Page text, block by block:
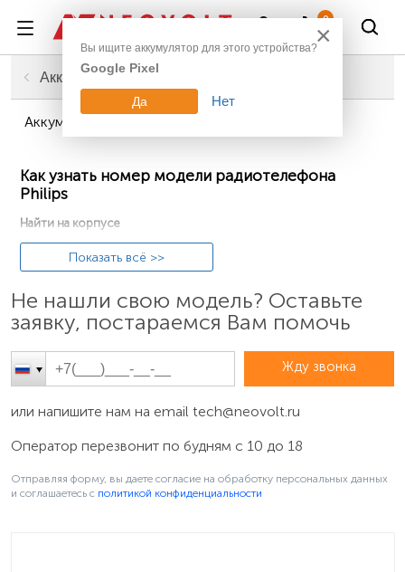
0
Главная
Техника для дома
Аккумуляторы для радиотелефонов
Аккумуляторы для радиотелефонов Philips
Как узнать номер модели радиотелефона
Philips
Найти на корпусе
Название модели радиотелефона Philips указано
внутри батарейного лотка (если элемент питания
съёмный) в информационной табличке на внутренней
стенке корпуса. Также дублируется с нижней стороны
модели: «CD480».
Показать всё >>
Не нашли свою модель? Оставьте
заявку, постараемся Вам помочь
Жду звонка
или напишите нам на email tech@neovolt.ru
Оператор перезвонит по будням с 10 до 18
Отправляя форму, вы даете согласие на обработку персональных данных
и соглашаетесь c политикой конфиденциальности
×
Вы ищите аккумулятор для этого устройства?
Google Pixel
Да Нет